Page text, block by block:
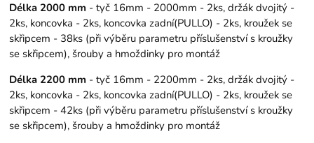
Délka 2000 mm - tyč 16mm - 2000mm - 2ks, držák dvojitý -
2ks, koncovka - 2ks, koncovka zadní(PULLO) - 2ks, kroužek se
skřipcem - 38ks (při výběru parametru příslušenství s kroužky
se skřipcem), šrouby a hmoždinky pro montáž
Délka 2200 mm - tyč 16mm - 2200mm - 2ks, držák dvojitý -
2ks, koncovka - 2ks, koncovka zadní(PULLO) - 2ks, kroužek se
skřipcem - 42ks (při výběru parametru příslušenství s kroužky
se skřipcem), šrouby a hmoždinky pro montáž